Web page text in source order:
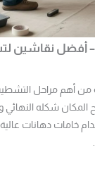
– أفضل نقاشين
من أهم مراحل
شكله النهائي
خامات دهانات